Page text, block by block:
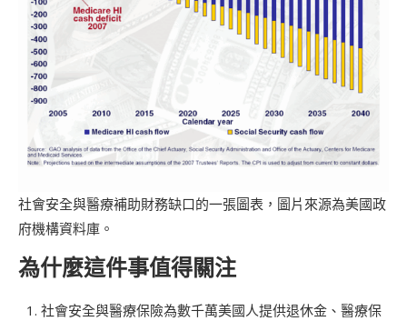
社會安全與醫療補助財務缺口的一張圖表，圖片來源為美國政
府機構資料庫。
為什麼這件事值得關注
社會安全與醫療保險為數千萬美國人提供退休金、醫療保